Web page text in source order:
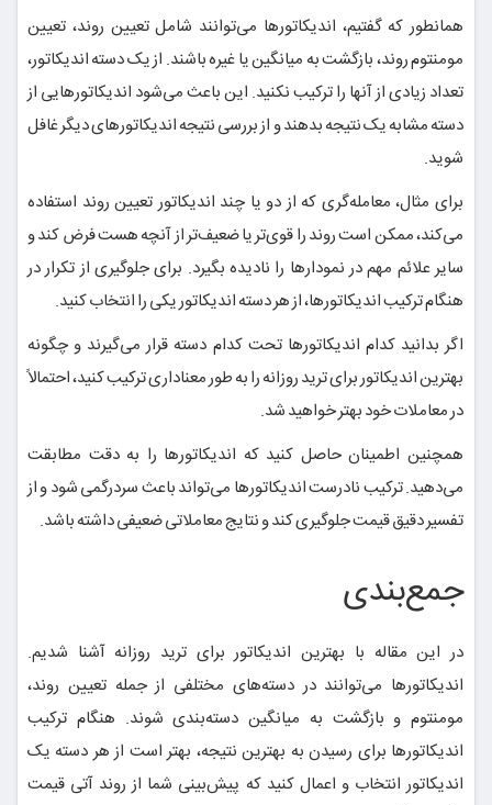
همانطور که گفتیم، اندیکاتورها می‌توانند شامل تعیین روند، تعیین
مومنتوم روند، بازگشت به میانگین یا غیره باشند. از یک دسته اندیکاتور،
تعداد زیادی از آنها را ترکیب نکنید. این باعث می‌شود اندیکاتورهایی از
دسته مشابه یک نتیجه بدهند و از بررسی نتیجه اندیکاتورهای دیگر غافل
شوید.
برای مثال، معامله‌گری که از دو یا چند اندیکاتور تعیین روند استفاده
می‌کند، ممکن است روند را قوی‌تر یا ضعیف‌تر از آنچه هست فرض کند و
سایر علائم مهم در نمودارها را نادیده بگیرد. برای جلوگیری از تکرار در
هنگام ترکیب اندیکاتورها، از هر دسته اندیکاتور یکی را انتخاب کنید.
اگر بدانید کدام اندیکاتورها تحت کدام دسته قرار می‌گیرند و چگونه
بهترین اندیکاتور برای ترید روزانه را به طور معناداری ترکیب کنید، احتمالاً
در معاملات خود بهتر خواهید شد.
همچنین اطمینان حاصل کنید که اندیکاتورها را به دقت مطابقت
می‌دهید. ترکیب نادرست اندیکاتور‌ها می‌تواند باعث سردرگمی شود و از
تفسیر دقیق قیمت جلوگیری کند و نتایج معاملاتی ضعیفی داشته باشد.
جمع‌بندی
در این مقاله با بهترین اندیکاتور برای ترید روزانه آشنا شدیم.
اندیکاتورها می‌توانند در دسته‌های مختلفی از جمله تعیین روند،
مومنتوم و بازگشت به میانگین دسته‌بندی شوند. هنگام ترکیب
اندیکاتورها برای رسیدن به بهترین نتیجه، بهتر است از هر دسته یک
اندیکاتور انتخاب و اعمال کنید که پیش‌بینی شما از روند آتی قیمت